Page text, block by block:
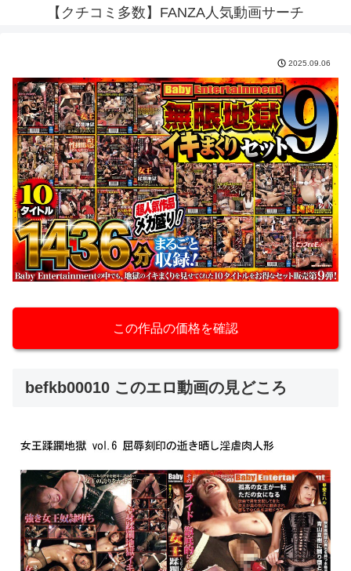
【クチコミ多数】FANZA人気動画サーチ
2025.09.06
この作品の価格を確認
befkb00010 このエロ動画の見どころ